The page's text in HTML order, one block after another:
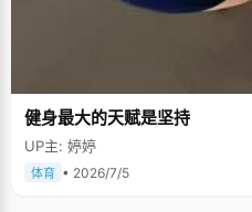
健身最大的天赋是坚持
UP主: 婷婷
体育 • 2026/7/5